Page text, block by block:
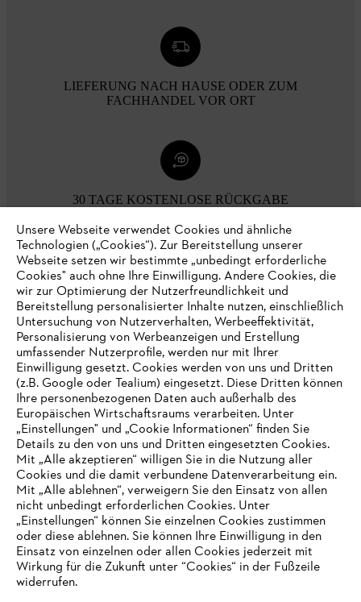
LIEFERUNG NACH HAUSE ODER ZUM
FACHHANDEL VOR ORT
30 TAGE KOSTENLOSE RÜCKGABE
Zahlungsmöglichkeiten
Unternehmen
Online Shop
Service
IHR BROWSER WIRD NICHT
UNTERSTÜTZT
Unsere Webseite verwendet Cookies und ähnliche
Technologien („Cookies“). Zur Bereitstellung unserer
Webseite setzen wir bestimmte „unbedingt erforderliche
Cookies" auch ohne Ihre Einwilligung. Andere Cookies, die
wir zur Optimierung der Nutzerfreundlichkeit und
Bereitstellung personalisierter Inhalte nutzen, einschließlich
Untersuchung von Nutzerverhalten, Werbeeffektivität,
Personalisierung von Werbeanzeigen und Erstellung
umfassender Nutzerprofile, werden nur mit Ihrer
Einwilligung gesetzt. Cookies werden von uns und Dritten
(z.B. Google oder Tealium) eingesetzt. Diese Dritten können
Ihre personenbezogenen Daten auch außerhalb des
Europäischen Wirtschaftsraums verarbeiten. Unter
„Einstellungen" und „Cookie Informationen“ finden Sie
Details zu den von uns und Dritten eingesetzten Cookies.
Mit „Alle akzeptieren“ willigen Sie in die Nutzung aller
Cookies und die damit verbundene Datenverarbeitung ein.
Mit „Alle ablehnen“, verweigern Sie den Einsatz von allen
nicht unbedingt erforderlichen Cookies. Unter
„Einstellungen“ können Sie einzelnen Cookies zustimmen
oder diese ablehnen. Sie können Ihre Einwilligung in den
Einsatz von einzelnen oder allen Cookies jederzeit mit
Wirkung für die Zukunft unter “Cookies“ in der Fußzeile
widerrufen.